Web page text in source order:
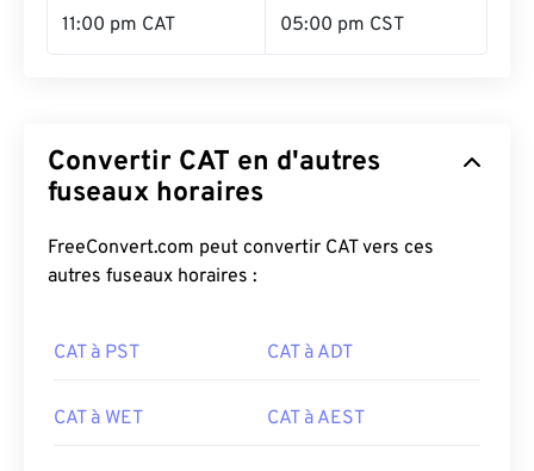
11:00 pm CAT 05:00 pm CST
Convertir CAT en d'autres
fuseaux horaires
FreeConvert.com peut convertir CAT vers ces
autres fuseaux horaires :
CAT à PST CAT à ADT
CAT à WET CAT à AEST